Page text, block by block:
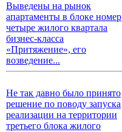
Выведены на рынок
апартаменты в блоке номер
четыре жилого квартала
бизнес-класса
«Притяжение», его
возведение...
Не так давно было принято
решение по поводу запуска
реализации на территории
третьего блока жилого